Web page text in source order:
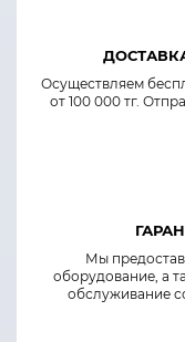
Осуществляем
от 100 000 тг.
Мы
оборудование, а
обслуживание